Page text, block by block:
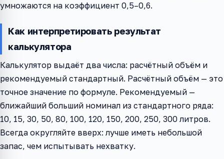
умножаются на коэффициент 0,5–0,6.
Как интерпретировать результат
калькулятора
Калькулятор выдаёт два числа: расчётный объём и
рекомендуемый стандартный. Расчётный объём — это
точное значение по формуле. Рекомендуемый —
ближайший больший номинал из стандартного ряда:
10, 15, 30, 50, 80, 100, 120, 150, 200, 250, 300 литров.
Всегда округляйте вверх: лучше иметь небольшой
запас, чем испытывать нехватку.